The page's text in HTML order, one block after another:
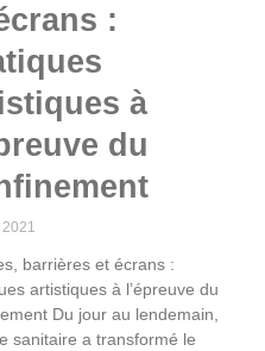
:
à
du
barrières et écrans :
artistiques à l’épreuve du
Du jour au lendemain,
sanitaire a transformé le